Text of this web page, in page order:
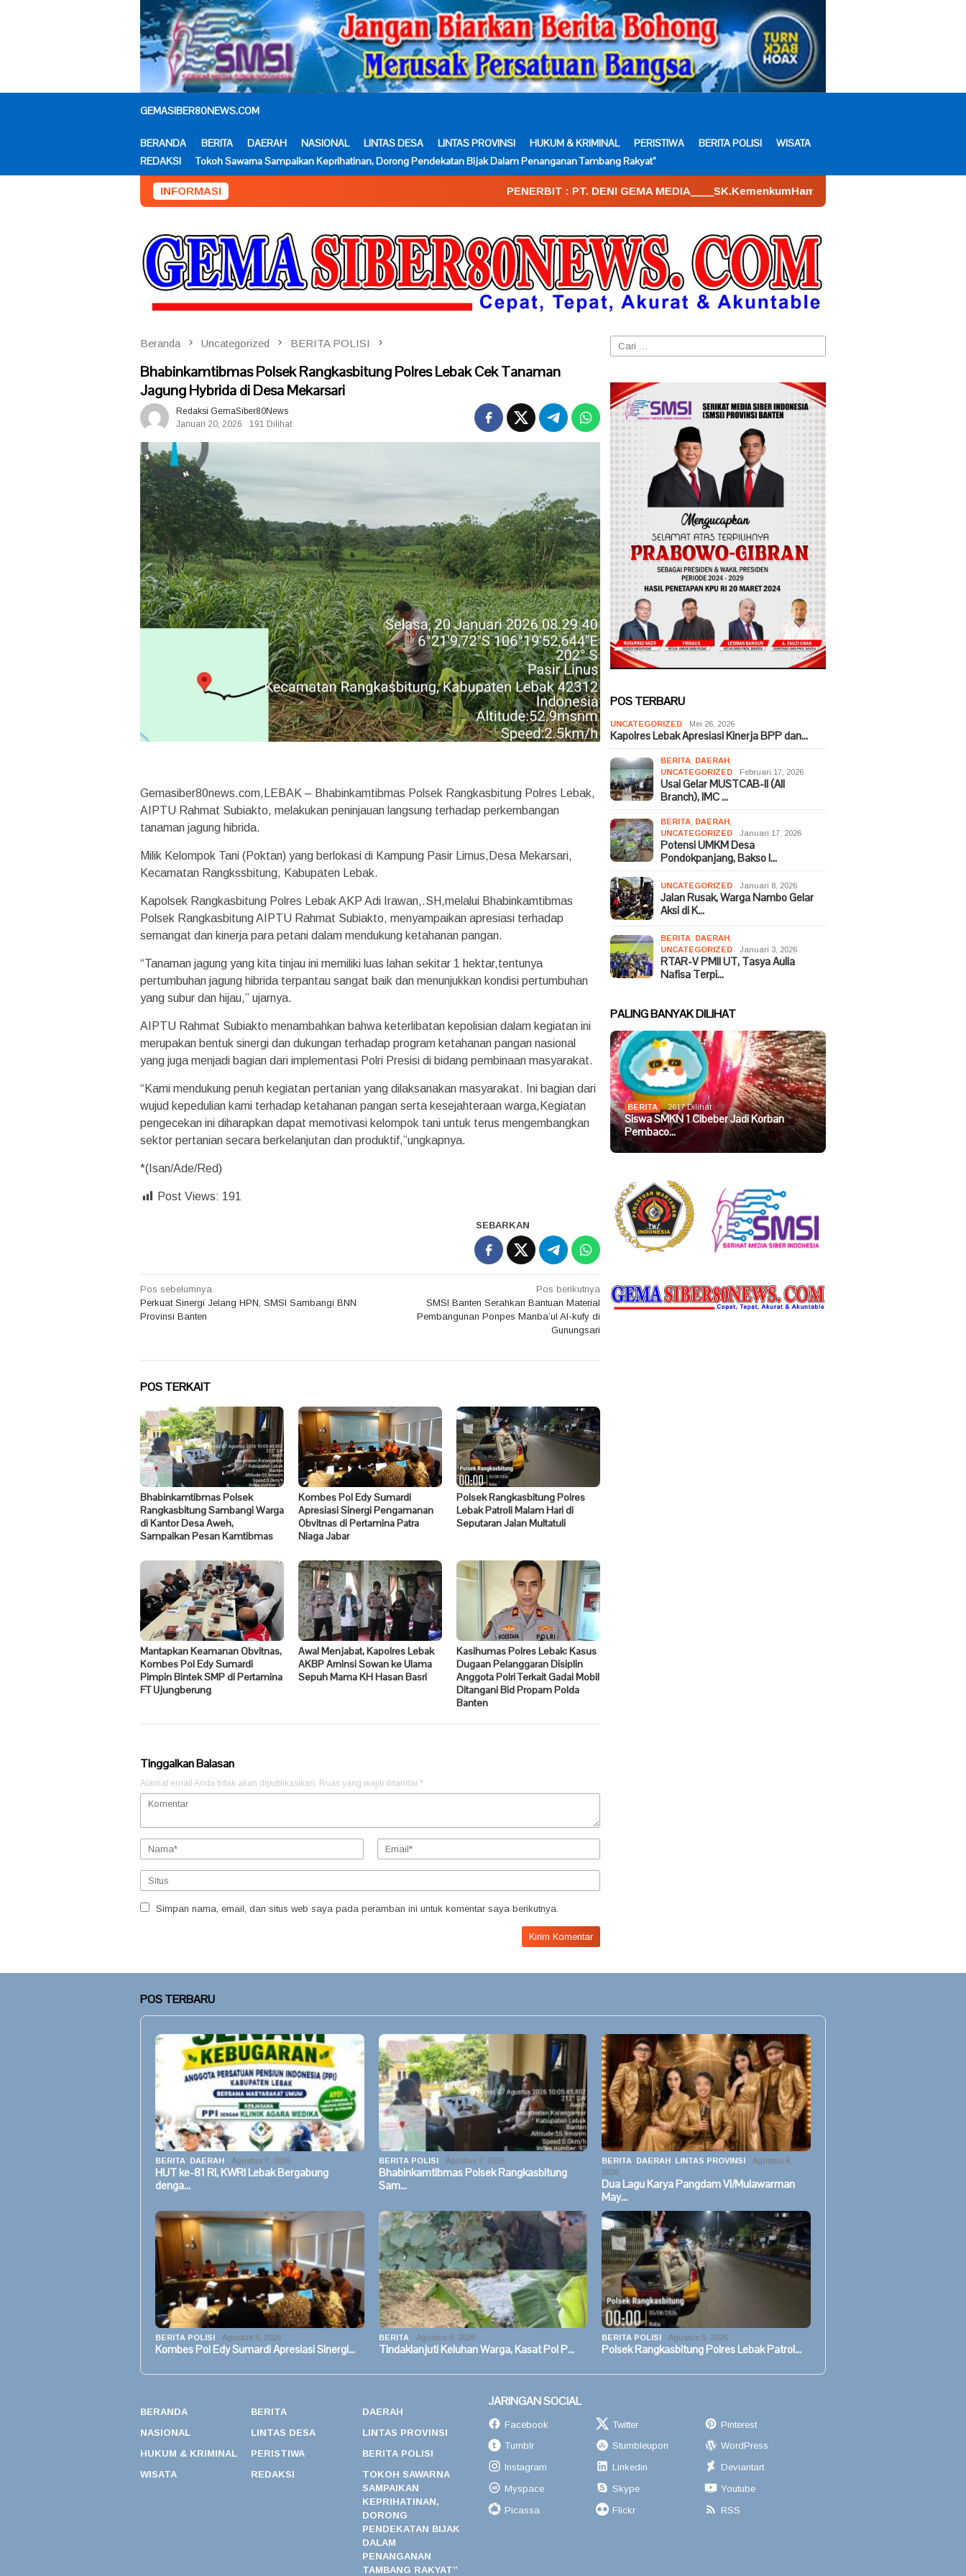
GEMASIBER80NEWS.COM
BERANDA BERITA DAERAH NASIONAL LINTAS DESA LINTAS PROVINSI HUKUM & KRIMINAL PERISTIWA BERITA POLISI
WISATA
REDAKSI
Tokoh Sawarna Sampaikan Keprihatinan, Dorong Pendekatan Bijak Dalam Penanganan Tambang Rakyat”
INFORMASI PENERBIT : PT. DENI GEMA MEDIA____SK.KemenkumHam : AHU – 026590.AH.01.30.___Tahun
Beranda Uncategorized BERITA POLISI
Bhabinkamtibmas Polsek Rangkasbitung Polres Lebak Cek Tanaman
Jagung Hybrida di Desa Mekarsari
Redaksi GemaSiber80News
Januari 20, 2026
191 Dilihat
Gemasiber80news.com,LEBAK – Bhabinkamtibmas Polsek Rangkasbitung Polres Lebak,
AIPTU Rahmat Subiakto, melakukan peninjauan langsung terhadap perkembangan
tanaman jagung hibrida.
Milik Kelompok Tani (Poktan) yang berlokasi di Kampung Pasir Limus,Desa Mekarsari,
Kecamatan Rangkssbitung, Kabupaten Lebak.
Kapolsek Rangkasbitung Polres Lebak AKP Adi Irawan,.SH,melalui Bhabinkamtibmas
Polsek Rangkasbitung AIPTU Rahmat Subiakto, menyampaikan apresiasi terhadap
semangat dan kinerja para petani dalam mendukung ketahanan pangan.
“Tanaman jagung yang kita tinjau ini memiliki luas lahan sekitar 1 hektar,tentunya
pertumbuhan jagung hibrida terpantau sangat baik dan menunjukkan kondisi pertumbuhan
yang subur dan hijau,” ujarnya.
AIPTU Rahmat Subiakto menambahkan bahwa keterlibatan kepolisian dalam kegiatan ini
merupakan bentuk sinergi dan dukungan terhadap program ketahanan pangan nasional
yang juga menjadi bagian dari implementasi Polri Presisi di bidang pembinaan masyarakat.
“Kami mendukung penuh kegiatan pertanian yang dilaksanakan masyarakat. Ini bagian dari
wujud kepedulian kami terhadap ketahanan pangan serta kesejahteraan warga,Kegiatan
pengecekan ini diharapkan dapat memotivasi kelompok tani untuk terus mengembangkan
sektor pertanian secara berkelanjutan dan produktif,”ungkapnya.
*(Isan/Ade/Red)
Post Views: 191
SEBARKAN
Navigasi
pos
Pos sebelumnya
Perkuat Sinergi Jelang HPN, SMSI Sambangi BNN
Provinsi Banten
Pos berikutnya
SMSI Banten Serahkan Bantuan Material
Pembangunan Ponpes Manba’ul Al-kufy di
Gunungsari
POS TERKAIT
Bhabinkamtibmas Polsek
Rangkasbitung Sambangi Warga
di Kantor Desa Aweh,
Sampaikan Pesan Kamtibmas
Kombes Pol Edy Sumardi
Apresiasi Sinergi Pengamanan
Obvitnas di Pertamina Patra
Niaga Jabar
Polsek Rangkasbitung Polres
Lebak Patroli Malam Hari di
Seputaran Jalan Multatuli
Mantapkan Keamanan Obvitnas,
Kombes Pol Edy Sumardi
Pimpin Bintek SMP di Pertamina
FT Ujungberung
Awal Menjabat, Kapolres Lebak
AKBP Arninsi Sowan ke Ulama
Sepuh Mama KH Hasan Basri
Kasihumas Polres Lebak: Kasus
Dugaan Pelanggaran Disiplin
Anggota Polri Terkait Gadai Mobil
Ditangani Bid Propam Polda
Banten
Tinggalkan Balasan
Alamat email Anda tidak akan dipublikasikan. Ruas yang wajib ditandai *
Simpan nama, email, dan situs web saya pada peramban ini untuk komentar saya berikutnya.
Cari
untuk:
POS TERBARU
UNCATEGORIZED Mei 26, 2026
Kapolres Lebak Apresiasi Kinerja BPP dan…
BERITA DAERAH
UNCATEGORIZED
Februari 17, 2026
Usai Gelar MUSTCAB-II (All
Branch), IMC …
BERITA DAERAH
UNCATEGORIZED
Januari 17, 2026
Potensi UMKM Desa
Pondokpanjang, Bakso I…
UNCATEGORIZED Januari 8, 2026
Jalan Rusak, Warga Nambo Gelar
Aksi di K…
BERITA DAERAH
UNCATEGORIZED
Januari 3, 2026
RTAR-V PMII UT, Tasya Aulia
Nafisa Terpi…
PALING BANYAK DILIHAT
BERITA 2617 Dilihat
Siswa SMKN 1 Cibeber Jadi Korban
Pembaco…
POS TERBARU
BERITA DAERAH Agustus 7, 2026
HUT ke-81 RI, KWRI Lebak Bergabung
denga…
BERITA POLISI Agustus 7, 2026
Bhabinkamtibmas Polsek Rangkasbitung
Sam…
BERITA DAERAH LINTAS PROVINSI
Agustus 6,
2026
Dua Lagu Karya Pangdam VI/Mulawarman
May…
BERITA POLISI Agustus 5, 2026
Kombes Pol Edy Sumardi Apresiasi Sinergi…
BERITA Agustus 5, 2026
Tindaklanjuti Keluhan Warga, Kasat Pol P…
BERITA POLISI Agustus 5, 2026
Polsek Rangkasbitung Polres Lebak Patrol…
BERANDA BERITA
DAERAH
NASIONAL
LINTAS DESA
LINTAS PROVINSI
HUKUM & KRIMINAL
PERISTIWA
BERITA POLISI
WISATA
REDAKSI
TOKOH SAWARNA
SAMPAIKAN
KEPRIHATINAN,
DORONG
PENDEKATAN BIJAK
DALAM
PENANGANAN
TAMBANG RAKYAT”
JARINGAN SOCIAL
Facebook Twitter
Pinterest
Tumblr
Stumbleupon
WordPress
Instagram
Linkedin
Deviantart
Myspace
Skype
Youtube
Picassa
Flickr RSS